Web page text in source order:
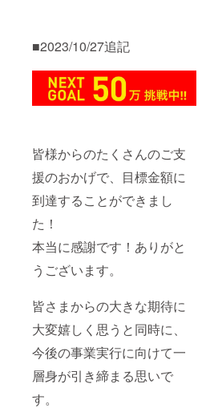
■2023/10/27追記
皆様からのたくさんのご支
援のおかげで、目標金額に
到達することができまし
た！
本当に感謝です！ありがと
うございます。
皆さまからの大きな期待に
大変嬉しく思うと同時に、
今後の事業実行に向けて一
層身が引き締まる思いで
す。